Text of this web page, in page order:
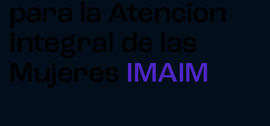
para la Atencion
Integral de las
Mujeres IMAIM